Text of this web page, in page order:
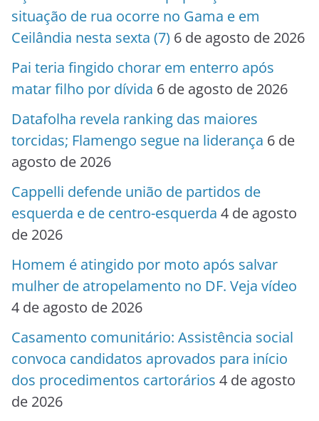
situação de rua ocorre no Gama e em
Ceilândia nesta sexta (7) 6 de agosto de 2026
Pai teria fingido chorar em enterro após
matar filho por dívida 6 de agosto de 2026
Datafolha revela ranking das maiores
torcidas; Flamengo segue na liderança 6 de
agosto de 2026
Cappelli defende união de partidos de
esquerda e de centro-esquerda 4 de agosto
de 2026
Homem é atingido por moto após salvar
mulher de atropelamento no DF. Veja vídeo
4 de agosto de 2026
Casamento comunitário: Assistência social
convoca candidatos aprovados para início
dos procedimentos cartorários 4 de agosto
de 2026